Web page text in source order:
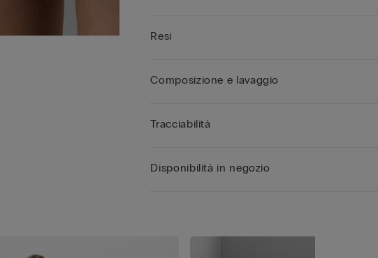
Resi
Composizione e lavaggio
Tracciabilità
Disponibilità in negozio